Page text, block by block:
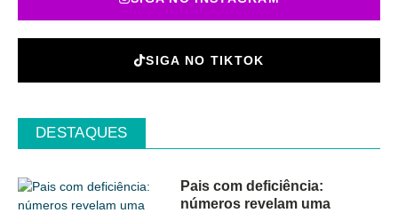
SIGA NO TIKTOK
DESTAQUES
Pais com deficiência:
números revelam uma